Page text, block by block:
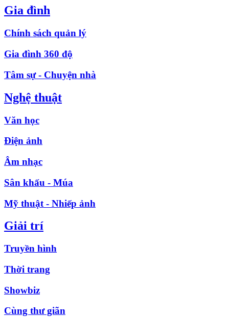
Gia đình
Chính sách quản lý
Gia đình 360 độ
Tâm sự - Chuyện nhà
Nghệ thuật
Văn học
Điện ảnh
Âm nhạc
Sân khấu - Múa
Mỹ thuật - Nhiếp ảnh
Giải trí
Truyền hình
Thời trang
Showbiz
Cùng thư giãn